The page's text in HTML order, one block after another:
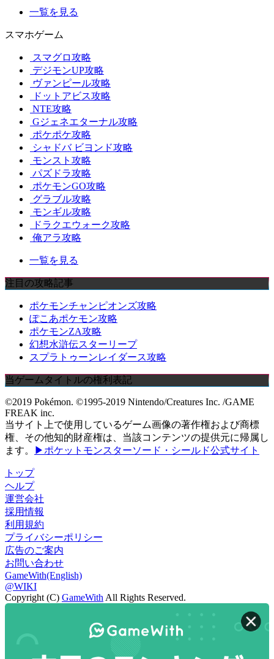
一覧を見る
スマホゲーム
スマグロ攻略
デジモンUP攻略
ヴァンピール攻略
ドットアビス攻略
NTE攻略
Gジェネエターナル攻略
ポケポケ攻略
シャドバ ビヨンド攻略
モンスト攻略
パズドラ攻略
ポケモンGO攻略
グラブル攻略
モンギル攻略
ドラクエウォーク攻略
俺アラ攻略
一覧を見る
注目の攻略記事
ポケモンチャンピオンズ攻略
ぽこあポケモン攻略
ポケモンZA攻略
幻想水滸伝スターリープ
スプラトゥーンレイダース攻略
当ゲームタイトルの権利表記
©2019 Pokémon. ©1995-2019 Nintendo/Creatures Inc. /GAME
FREAK inc.
当サイト上で使用しているゲーム画像の著作権および商標
権、その他知的財産権は、当該コンテンツの提供元に帰属し
ます。
▶ポケットモンスターソード・シールド公式サイト
トップ
ヘルプ
運営会社
採用情報
利用規約
プライバシーポリシー
広告のご案内
お問い合わせ
GameWith(English)
@WIKI
Copyright (C) GameWith All Rights Reserved.